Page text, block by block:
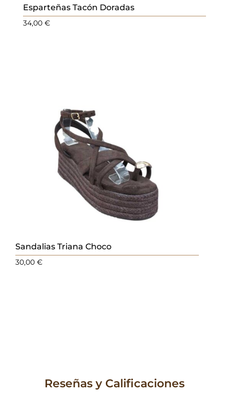
Esparteñas Tacón Doradas
34,00 €
Sandalias Triana Choco
30,00€
Reseñas y Calificaciones